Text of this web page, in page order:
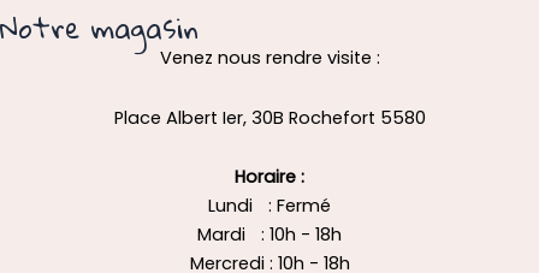
Notre magasin
Venez nous rendre visite :
Place Albert Ier, 30B Rochefort 5580
Horaire :
Lundi : Fermé
Mardi : 10h - 18h
Mercredi : 10h - 18h